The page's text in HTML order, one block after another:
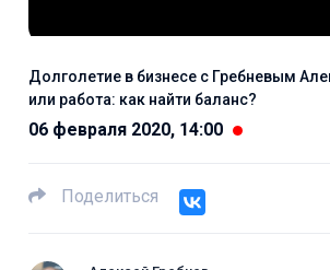
Долголетие в бизнесе с Гребневым
или работа: как найти баланс?
06 февраля 2020, 14:00
Поделиться